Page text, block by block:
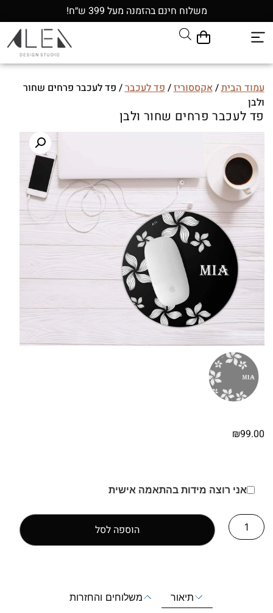
משלוח חינם בהזמנה מעל 399 ש״ח!
עמוד הבית/אקססוריז/פד לעכבר/ פד לעכבר פרחים שחור
ולבן
פד לעכבר פרחים שחור ולבן
₪99.00
אני רוצה מידות בהתאמה אישית
הוספה לסל
תיאור משלוחים והחזרות